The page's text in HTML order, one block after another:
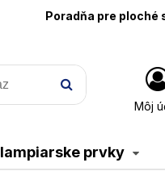
Poradňa pre ploché
Môj
prvky